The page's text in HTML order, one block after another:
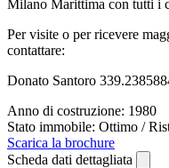
Milano Marittima con tutti i
Per visite o per ricevere
contattare:
Donato Santoro
Anno di costruzione: 1980
Stato immobile: Ottimo /
Scarica la brochure
Scheda dati dettagliata